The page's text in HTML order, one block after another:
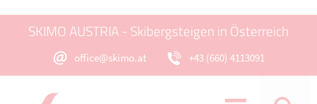
SKIMO AUSTRIA - Skibergsteigen in Österreich
office@skimo.at +43 (660) 4113091